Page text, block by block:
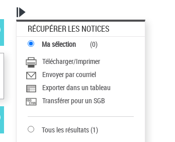
RÉCUPÉRER LES NOTICES
Ma sélection (0)
Télécharger/Imprimer
Envoyer par courriel
Exporter dans un tableau
Transférer pour un SGB
Tous les résultats(1)